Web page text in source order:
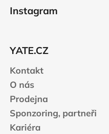
Instagram
YATE.CZ
Kontakt
O nás
Prodejna
Sponzoring, partneři
Kariéra